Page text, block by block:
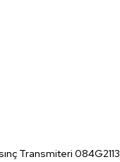
Transmiteri 084G2113